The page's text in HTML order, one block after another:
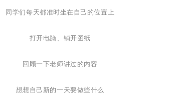
同学们每天都准时坐在自己的位置上
打开电脑、铺开图纸
回顾一下老师讲过的内容
想想自己新的一天要做些什么